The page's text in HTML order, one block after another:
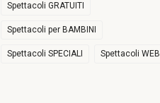
Spettacoli GRATUITI
Spettacoli per BAMBINI
Spettacoli SPECIALI Spettacoli WEB